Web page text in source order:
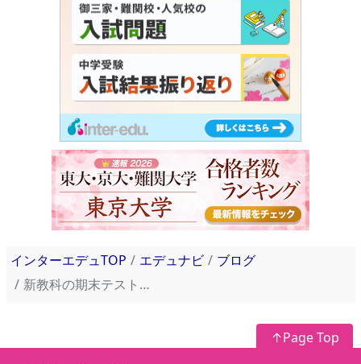
インターエデュTOP エデュナビ
ブログ
新教科の期末テストは「街なか」で市民と話すイベント【エデュスタッフ訪問記】
↑Page Top